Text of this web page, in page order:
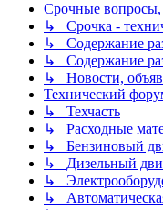
Срочные вопросы,
↳ Срочка -
↳ Содержание
↳ Содержание
↳ Новости,
Технический
↳ Техчасть
↳ Расходные
↳ Бензиновый
↳ Дизельный
↳
↳